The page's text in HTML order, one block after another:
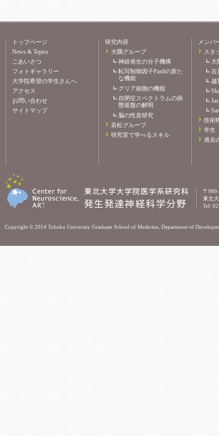
トップページ
News & Topics
ごあいさつ
フォトギャラリー
大学院希望の学生さんへ
アクセス
お問い合わせ
サイトマップ
研究内容
大隅グループ
神経発生の分子機構
転写制御因子Pax6の新た
な機能
グリア細胞の機能
自閉症スペクトラムの病
態基盤の解明
脳の性差研究
若松グループ
研究室で学べるスキル
メンバ
スタ
大
吉
越
技術
学生
過去
〒
東北
Tel:
Copyright © 2014 Tohoku University Graduate School of Medicine, Department of